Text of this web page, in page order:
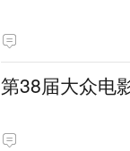
第38届大众电